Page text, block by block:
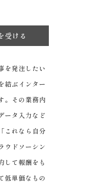
受ける
を発注したい
結ぶインター
。その業務内
ータ入力など
これなら自分
ウドソーシン
して報酬をも
低単価なもの